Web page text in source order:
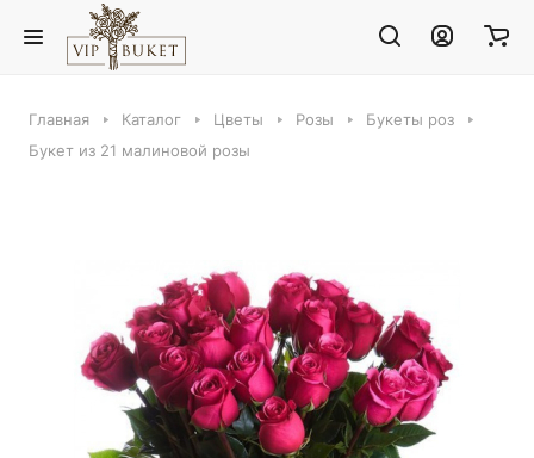
Главная Каталог Цветы Розы
Букеты роз
Букет из 21 малиновой розы